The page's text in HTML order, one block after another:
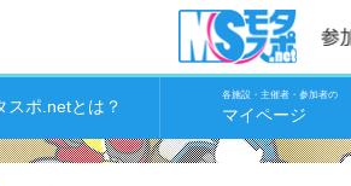
スポ.netとは？
各施設・主催者・参加者の
マイページ